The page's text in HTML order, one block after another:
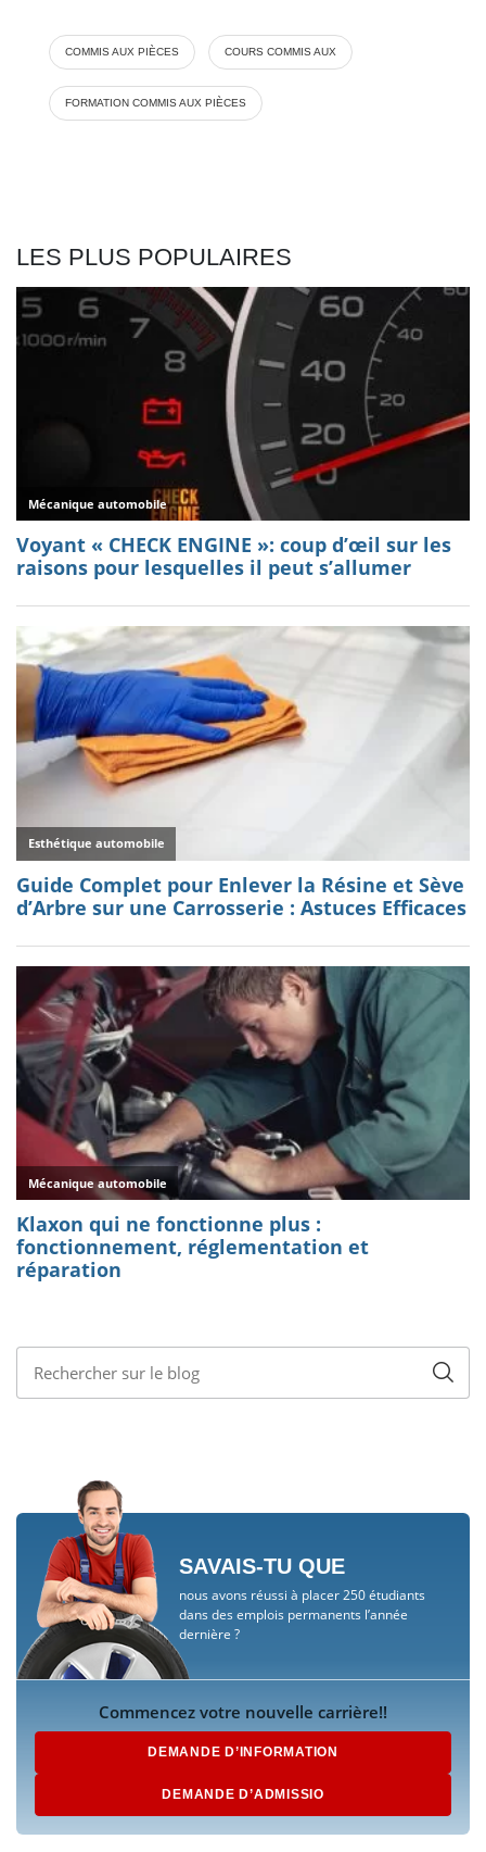
COMMIS AUX PIÈCES COURS COMMIS AUX
FORMATION COMMIS AUX PIÈCES
SAVAIS-TU QUE
nous avons réussi à placer 250 étudiants
dans des emplois permanents l’année
dernière ?
Commencez votre nouvelle carrière!!
DEMANDE D’INFORMATION
DEMANDE D’ADMISSIO
LES PLUS POPULAIRES